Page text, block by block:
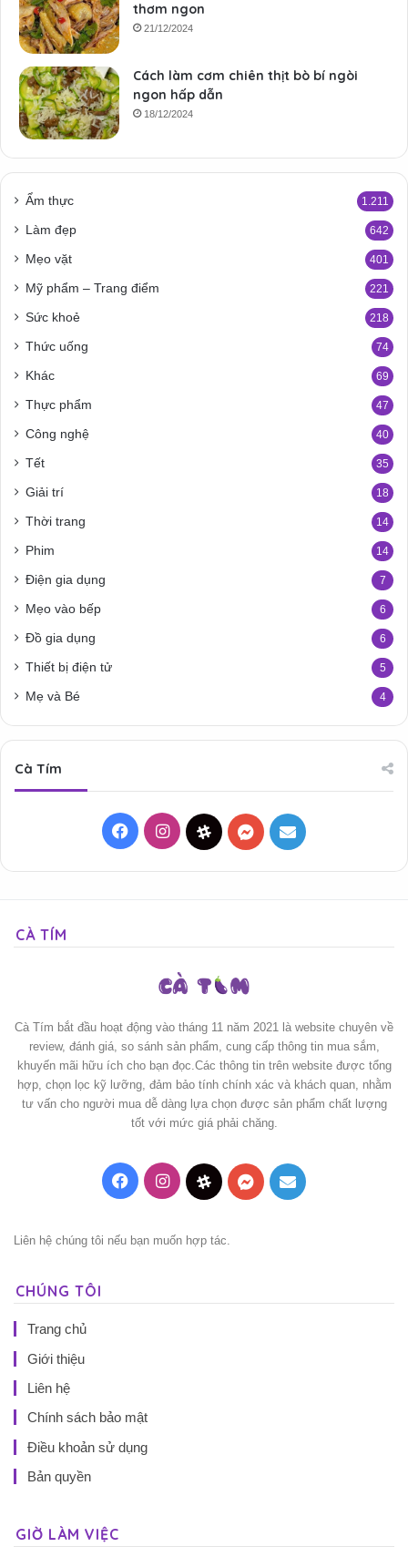
thơm ngon
21/12/2024
Cách làm cơm chiên thịt bò bí ngòi
ngon hấp dẫn
18/12/2024
Ẩm thực 1.211
Làm đẹp 642
Mẹo vặt 401
Mỹ phẩm – Trang điểm 221
Sức khoẻ 218
Thức uống 74
Khác 69
Thực phẩm 47
Công nghệ 40
Tết 35
Giải trí 18
Thời trang 14
Phim 14
Điện gia dụng 7
Mẹo vào bếp 6
Đồ gia dụng 6
Thiết bị điện tử 5
Mẹ và Bé 4
Cà Tím
FacebookInstagramThreadsMessenger
Mail
CÀ TÍM
Cà Tím bắt đầu hoạt động vào tháng 11 năm 2021 là website chuyên về
review, đánh giá, so sánh sản phẩm, cung cấp thông tin mua sắm,
khuyến mãi hữu ích cho bạn đọc.Các thông tin trên website được tổng
hợp, chọn lọc kỹ lưỡng, đảm bảo tính chính xác và khách quan, nhằm
tư vấn cho người mua dễ dàng lựa chọn được sản phẩm chất lượng
tốt với mức giá phải chăng.
FacebookInstagramThreadsMessenger
Mail
Liên hệ chúng tôi nếu bạn muốn hợp tác.
CHÚNG TÔI
Trang chủ
Giới thiệu
Liên hệ
Chính sách bảo mật
Điều khoản sử dụng
Bản quyền
GIỜ LÀM VIỆC